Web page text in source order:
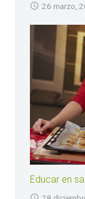
26 marzo,
Educar en